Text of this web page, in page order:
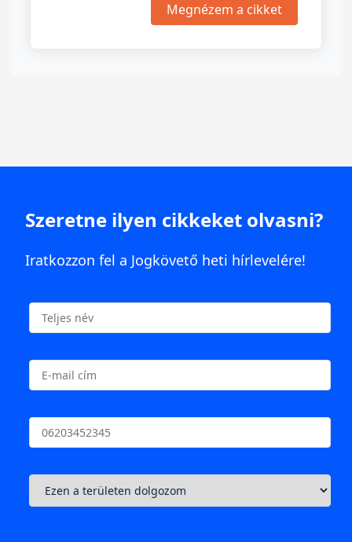
Megnézem a cikket
Szeretne ilyen cikkeket olvasni?
Iratkozzon fel a Jogkövető heti hírlevelére!